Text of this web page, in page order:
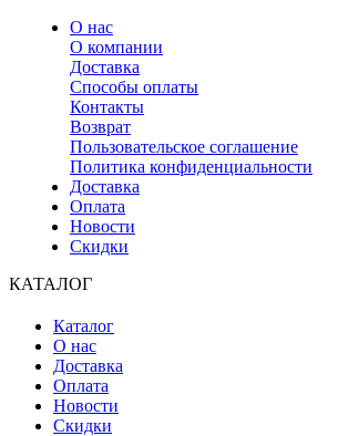
О нас
О компании
Доставка
Способы оплаты
Контакты
Возврат
Пользовательское соглашение
Политика конфиденциальности
Доставка
Оплата
Новости
Скидки
КАТАЛОГ
Каталог
О нас
Доставка
Оплата
Новости
Скидки